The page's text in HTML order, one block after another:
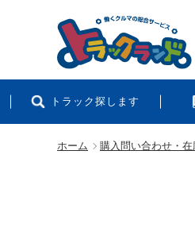
トラック探します
ホーム 購入問い合わせ・在